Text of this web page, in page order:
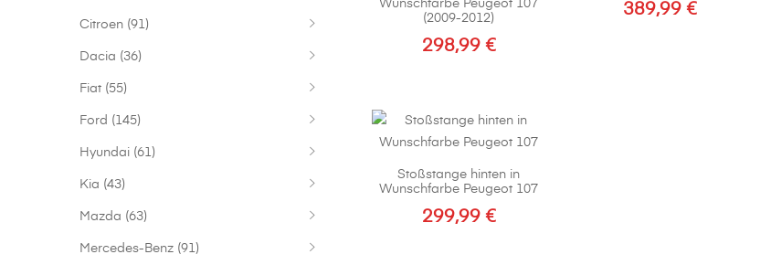
Wunschfarbe Peugeot 107
(2009-2012)
298,99 €
389,99 €
Stoßstange hinten in
Wunschfarbe Peugeot 107
299,99 €
Citroen (91)
Dacia (36)
Fiat (55)
Ford (145)
Hyundai (61)
Kia (43)
Mazda (63)
Mercedes-Benz (91)